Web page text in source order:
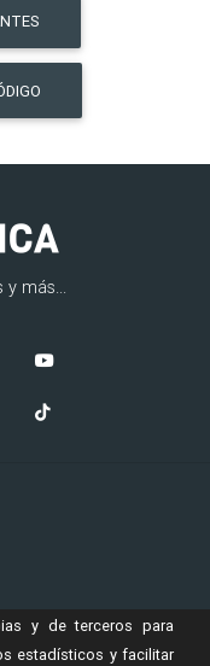
y más...
y de terceros para
estadísticos y facilitar